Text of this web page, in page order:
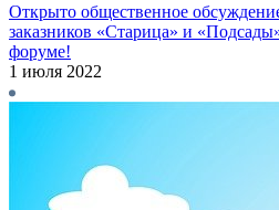
Открыто общественное
заказников «Старица» и
форуме!
1 июля 2022